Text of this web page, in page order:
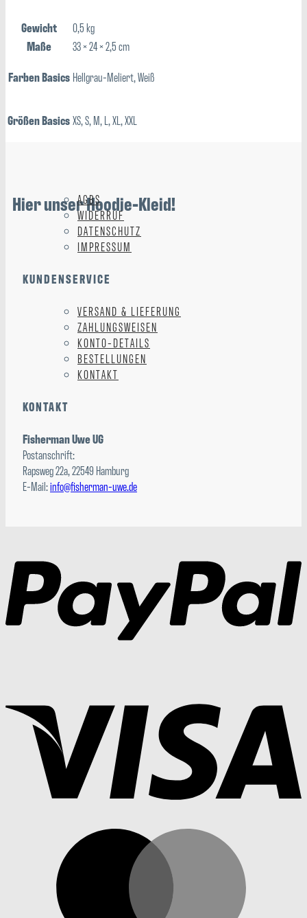
Hier unser Hoodie-Kleid!
Gewicht
0,5 kg
Maße
33 × 24 × 2,5 cm
Farben Basics Hellgrau-Meliert, Weiß
Größen BasicsXS, S, M, L, XL, XXL
AGBS
WIDERRUF
DATENSCHUTZ
IMPRESSUM
KUNDENSERVICE
VERSAND & LIEFERUNG
ZAHLUNGSWEISEN
KONTO-DETAILS
BESTELLUNGEN
KONTAKT
KONTAKT
Fisherman Uwe UG
Postanschrift:
Rapsweg 22a, 22549 Hamburg
E-Mail:info@fisherman-uwe.de